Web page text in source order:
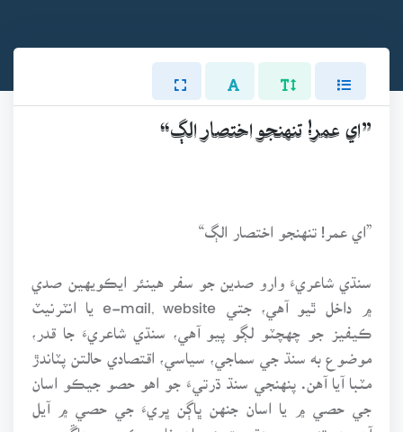
”اي عمر! تنهنجو اختصار الڳ“
”اي عمر! تنهنجو اختصار الڳ“
سنڌي شاعريءَ وارو صدين جو سفر هينئر ايڪويهين صدي
۾ داخل ٿيو آهي، جتي e-mail, website يا انٽرنيٽ
ڪيفيز جو چهچٽو لڳو پيو آهي، سنڌي شاعريءَ جا قدر،
موضوع به سنڌ جي سماجي، سياسي، اقتصادي حالتن پٽاندڙ
مٽبا آيا آهن. پنهنجي سنڌ ڌرتيءَ جو اهو حصو جيڪو اسان
جي حصي ۾ يا اسان جنهن ڀاڳن ڀريءَ جي حصي ۾ آيل
آهيون، تنهن جو بدقسمتيءَ سان خاص ڪري ورهاڱي جي